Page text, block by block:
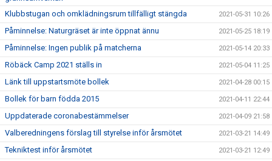
Klubbstugan och omklädningsrum tillfälligt stängda 2021-05-31 10:26
Påminnelse: Naturgräset är inte öppnat ännu 2021-05-25 18:19
Påminnelse: Ingen publik på matcherna 2021-05-14 20:33
Röbäck Camp 2021 ställs in 2021-05-04 11:25
Länk till uppstartsmöte bollek 2021-04-28 00:15
Bollek för barn födda 2015 2021-04-11 22:44
Uppdaterade coronabestämmelser 2021-04-09 21:58
Valberedningens förslag till styrelse inför årsmötet 2021-03-21 14:49
Tekniktest inför årsmötet 2021-03-21 12:49